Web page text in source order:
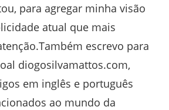
para agregar minha visão
atual que mais
escrevo para
diogosilvamattos.com,
em inglês e português
ao mundo da